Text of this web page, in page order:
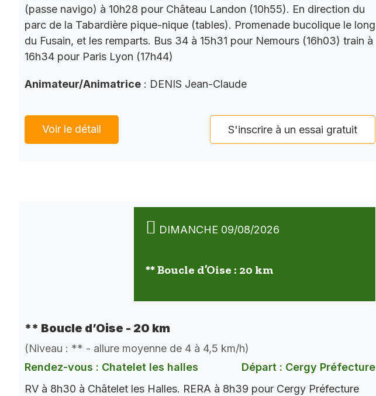
(passe navigo) à 10h28 pour Château Landon (10h55). En direction du
parc de la Tabardière pique-nique (tables). Promenade bucolique le long
du Fusain, et les remparts. Bus 34 à 15h31 pour Nemours (16h03) train à
16h34 pour Paris Lyon (17h44)
Animateur/Animatrice : DENIS Jean-Claude
Voir le détail S'inscrire à un essai gratuit
DIMANCHE 09/08/2026
** Boucle d’Oise : 20 km
** Boucle d’Oise - 20 km
(Niveau : ** - allure moyenne de 4 à 4,5 km/h)
Rendez-vous : Chatelet les halles
Départ : Cergy Préfecture
RV à 8h30 à Châtelet les Halles. RERA à 8h39 pour Cergy Préfecture